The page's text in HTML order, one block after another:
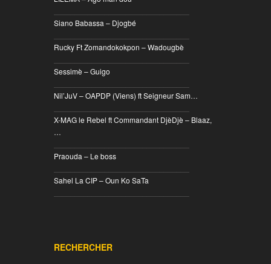
Siano Babassa – Djogbé
Rucky Ft Zomandokokpon – Wadougbè
Sessimè – Guigo
Nil’JuV – OAPDP (Viens) ft Seigneur Sam…
X-MAG le Rebel ft Commandant DjèDjè – Blaaz,
…
Praouda – Le boss
Sahel La CIP – Oun Ko SaTa
RECHERCHER